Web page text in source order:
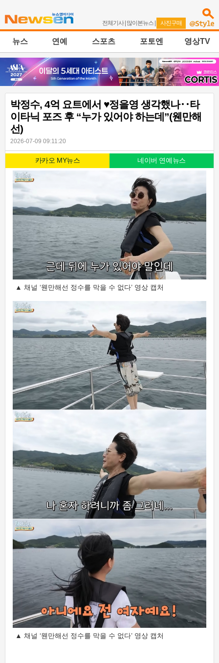
전체기사| 많이본뉴스 | 사진구매
뉴스 연예 스포츠 포토엔 영상TV
박정수, 4억 요트에서 ♥정을영 생각했나‥타
이타닉 포즈 후 “누가 있어야 하는데”(웬만해
선)
2026-07-09 09:11:20
카카오 MY뉴스 네이버 연예뉴스
▲ 채널 ‘웬만해선 정수를 막을 수 없다’ 영상 캡처
▲ 채널 ‘웬만해선 정수를 막을 수 없다’ 영상 캡처